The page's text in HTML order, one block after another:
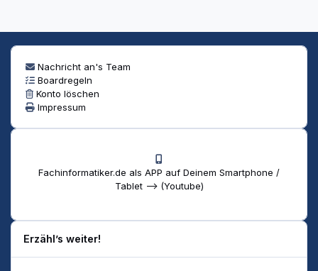
Nachricht an's Team
Boardregeln
Konto löschen
Impressum
Fachinformatiker.de als APP auf Deinem Smartphone /
Tablet --> (Youtube)
Erzähl’s weiter!